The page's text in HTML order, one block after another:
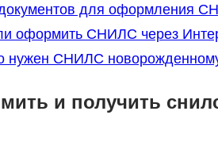
для оформления
оформить СНИЛС через
нужен СНИЛС
и получить